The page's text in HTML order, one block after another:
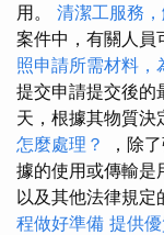
用。 清潔工服務
案件中，有關人員
照申請所需材料，
提交申請提交後的
天，根據其物質決
怎麼處理？
，除
據的使用或傳輸是
以及其他法律規定
程做好準備 提供